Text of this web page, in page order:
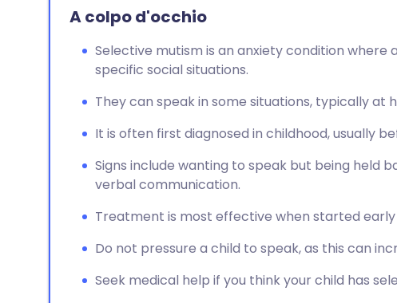
Condividi su X
Copia link
🇮🇳 हिन्दी 🇮🇱 עברית
A colpo d'occhio
Selective mutism is an anxiety condition where
specific social situations.
They can speak in some situations, typically at
It is often first diagnosed in childhood, usually
Signs include wanting to speak but being held
verbal communication.
Treatment is most effective when started
Do not pressure a child to speak, as this can
Seek medical help if you think your child has